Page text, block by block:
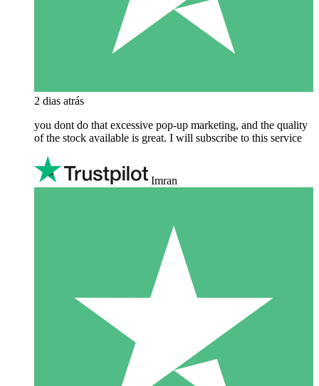
2 dias atrás
you dont do that excessive pop-up marketing, and the quality
of the stock available is great. I will subscribe to this service
Imran